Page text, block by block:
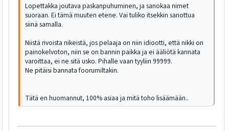
Lopettakka joutava paskanpuhuminen, ja sanokaa nimet
suoraan. Ei tämä muuten etene. Vai tuliko itsekkin sanottua
siinä samalla.
Niistä rivoista nikeistä, jos pelaaja on niin idiootti, että nikki on
painokelvoton, niin se on bannin paikka ja ei ääliötä kannata
varoittaa, ei ne sitä usko. Pihalle vaan tyyliin 99999.
Ne pitäisi bannata foorumiltakin.
Tätä en huomannut, 100% asiaa ja mitä toho lisäämään..